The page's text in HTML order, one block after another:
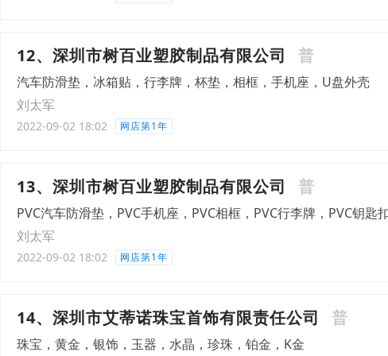
12、深圳市树百业塑胶制品有限公司 普
汽车防滑垫，冰箱贴，行李牌，杯垫，相框，手机座，U盘外壳
刘太军
2022-09-02 18:02 网店第1年
13、深圳市树百业塑胶制品有限公司 普
PVC汽车防滑垫，PVC手机座，PVC相框，PVC行李牌，PVC钥
刘太军
2022-09-02 18:02 网店第1年
14、深圳市艾蒂诺珠宝首饰有限责任公司 普
珠宝，黄金，银饰，玉器，水晶，珍珠，铂金，K金